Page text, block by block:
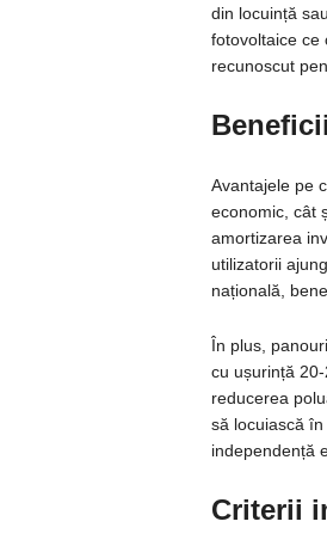
din locuință
fotovoltaice ce
recunoscut
Avantajele pe
economic, cât
amortizarea
utilizatorii
națională,
În plus,
cu ușurință
reducerea
să locuiască
independență
Criterii